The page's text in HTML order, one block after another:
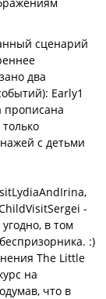
сценарий
два
Early1
прописана
с детьми
-
в том
:)
The Little
на
что в